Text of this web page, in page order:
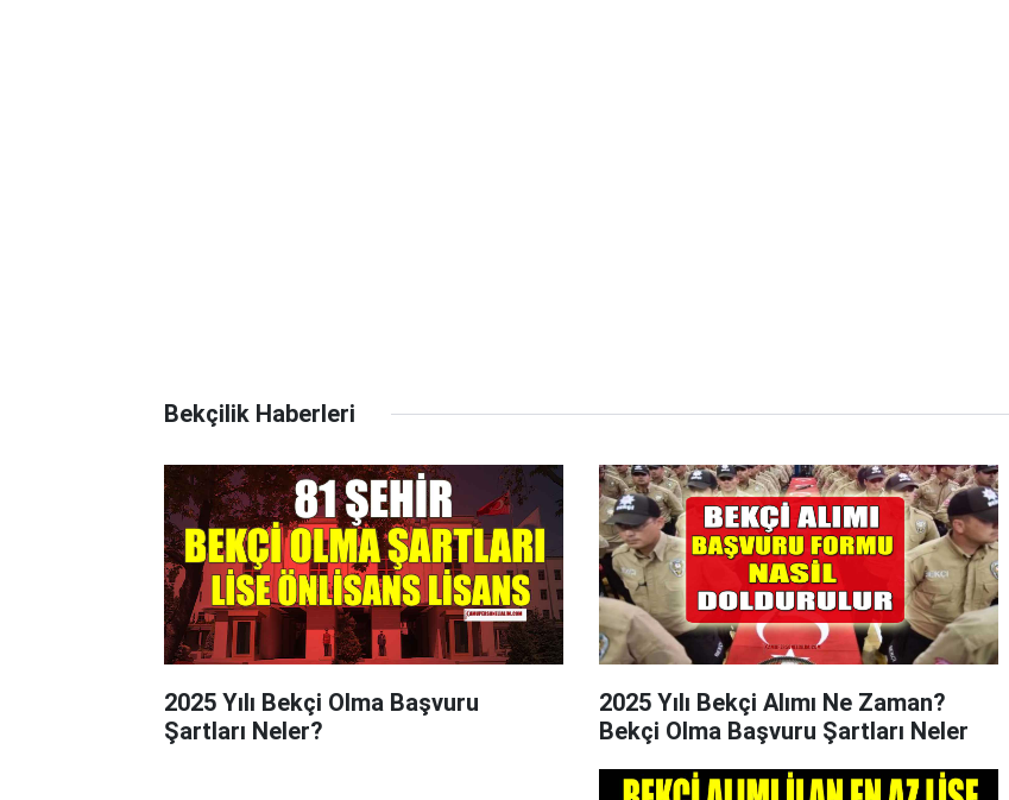
Bekçilik Haberleri
2025 Yılı Bekçi Olma Başvuru
Şartları Neler?
2025 Yılı Bekçi Alımı Ne Zaman?
Bekçi Olma Başvuru Şartları Neler